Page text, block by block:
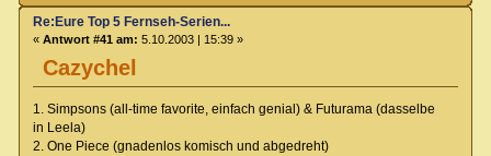
Cazychel
Re:Eure Top 5 Fernseh-Serien...
« Antwort #41 am: 5.10.2003 | 15:39 »
1. Simpsons (all-time favorite, einfach genial) & Futurama (dasselbe
in Leela)
2. One Piece (gnadenlos komisch und abgedreht)